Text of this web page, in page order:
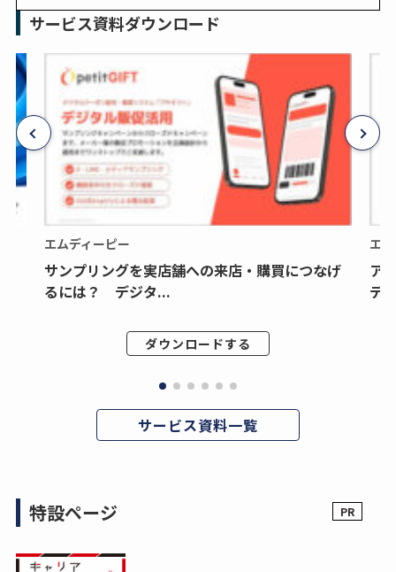
サービス資料ダウンロード
エムディーピー
サンプリングを実店舗への来店・購買につなげ
るには？ デジタ...
ダウンロードする
エ
ア
デ
サービス資料一覧
特設ページ